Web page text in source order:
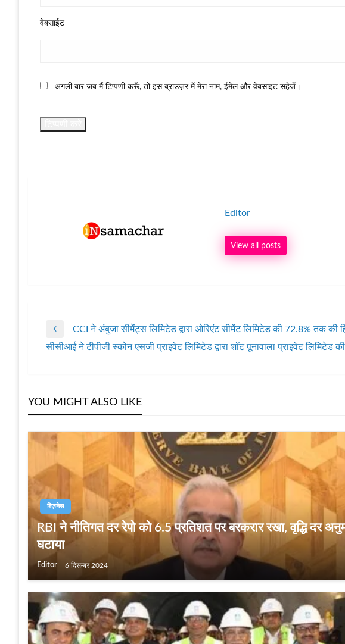
वेबसाईट
अगली बार जब मैं टिप्पणी करूँ, तो इस ब्राउज़र में मेरा नाम, ईमेल और वेबसाइट सहेजें।
Editor
View all posts
पोस्ट
Previous
Post
CCI ने अंबुजा सीमेंट्स लिमिटेड द्वारा ओरिएंट सीमेंट लिमिटेड की 72.8% तक की
Next
सीसीआई ने टीपीजी स्कोन एसजी प्राइवेट लिमिटेड द्वारा शॉट पूनावाला प्राइवेट लिमिटेड
YOU MIGHT ALSO LIKE
बिज़नेस
RBI ने नीतिगत दर रेपो को 6.5 प्रतिशत पर बरकरार रखा, वृद्धि दर
घटाया
Editor 6 दिसम्बर 2024